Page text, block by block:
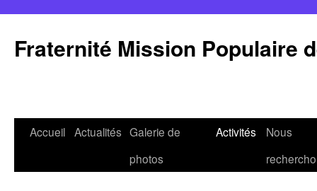
contenu
Fraternité Mission Populaire
Accueil Actualités Galerie de
photos
Activités
Nous